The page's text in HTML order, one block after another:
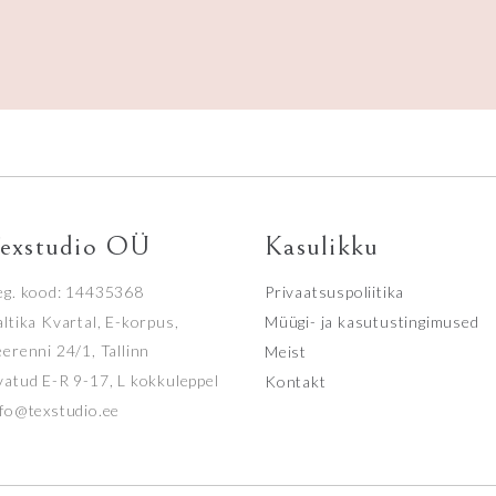
OÜ
kood: 14435368
Kvartal, E-korpus,
24/1, Tallinn
E-R 9-17, L kokkuleppel
Kasulikku
Privaatsuspoliitika
Müügi- ja kasutustingimused
Meist
Kontakt